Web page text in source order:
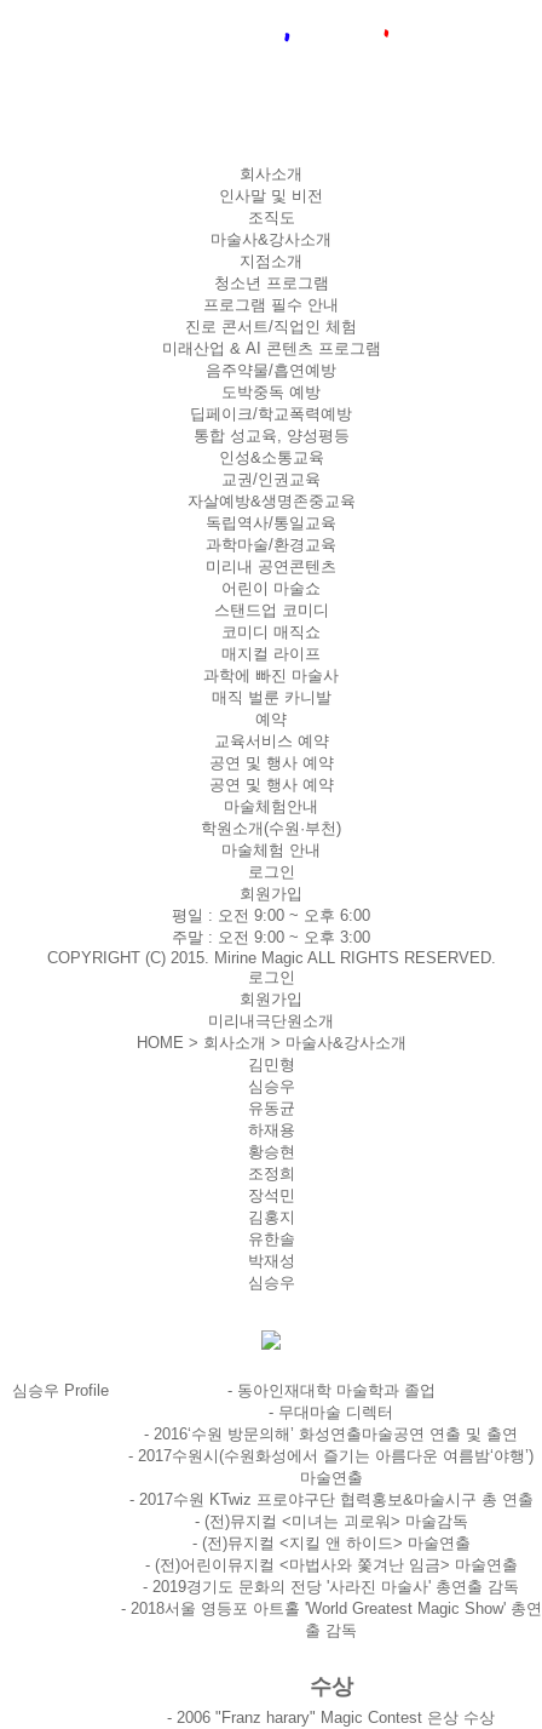
회사소개
인사말 및 비전
조직도
마술사&강사소개
지점소개
청소년 프로그램
프로그램 필수 안내
진로 콘서트/직업인 체험
미래산업 & AI 콘텐츠 프로그램
음주약물/흡연예방
도박중독 예방
딥페이크/학교폭력예방
통합 성교육, 양성평등
인성&소통교육
교권/인권교육
자살예방&생명존중교육
독립역사/통일교육
과학마술/환경교육
미리내 공연콘텐츠
어린이 마술쇼
스탠드업 코미디
코미디 매직쇼
매지컬 라이프
과학에 빠진 마술사
매직 벌룬 카니발
예약
교육서비스 예약
공연 및 행사 예약
공연 및 행사 예약
마술체험안내
학원소개(수원·부천)
마술체험 안내
로그인
회원가입
평일 : 오전 9:00 ~ 오후 6:00
주말 : 오전 9:00 ~ 오후 3:00
COPYRIGHT (C) 2015. Mirine Magic ALL RIGHTS RESERVED.
로그인
회원가입
미리내극단원소개
HOME > 회사소개 > 마술사&강사소개
김민형
심승우
유동균
하재용
황승현
조정희
장석민
김홍지
유한솔
박재성
심승우
심승우 Profile
- 동아인재대학 마술학과 졸업
- 무대마술 디렉터
- 2016‘수원 방문의해’ 화성연출마술공연 연출 및 출연
- 2017수원시(수원화성에서 즐기는 아름다운 여름밤‘야행’)
마술연출
- 2017수원 KTwiz 프로야구단 협력홍보&마술시구 총 연출
- (전)뮤지컬 <미녀는 괴로워> 마술감독
- (전)뮤지컬 <지킬 앤 하이드> 마술연출
- (전)어린이뮤지컬 <마법사와 쫓겨난 임금> 마술연출
- 2019경기도 문화의 전당 '사라진 마술사' 총연출 감독
- 2018서울 영등포 아트홀 'World Greatest Magic Show' 총연
출 감독
수상
- 2006 "Franz harary" Magic Contest 은상 수상